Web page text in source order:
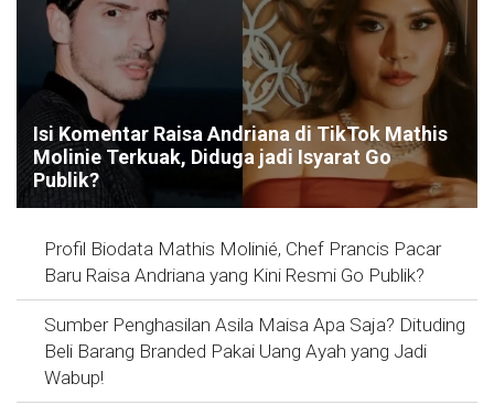
Isi Komentar Raisa Andriana di TikTok Mathis
Molinie Terkuak, Diduga jadi Isyarat Go
Publik?
Profil Biodata Mathis Molinié, Chef Prancis Pacar
Baru Raisa Andriana yang Kini Resmi Go Publik?
Sumber Penghasilan Asila Maisa Apa Saja? Dituding
Beli Barang Branded Pakai Uang Ayah yang Jadi
Wabup!